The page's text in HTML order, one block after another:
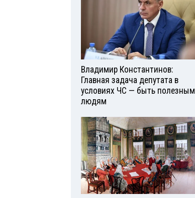
Владимир Константинов:
Главная задача депутата в
условиях ЧС — быть полезным
людям